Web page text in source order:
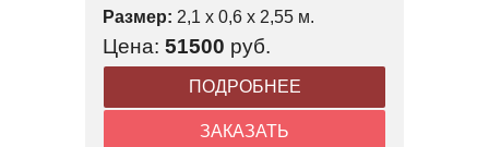
Размер: 2,1 x 0,6 x 2,55 м.
Цена: 51500 руб.
ПОДРОБНЕЕ
ЗАКАЗАТЬ